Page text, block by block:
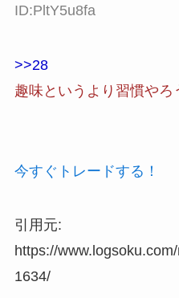
ID:PltY5u8fa
>>28
趣味というより習慣やろ
今すぐトレードする！
引用元:
https://
1634/